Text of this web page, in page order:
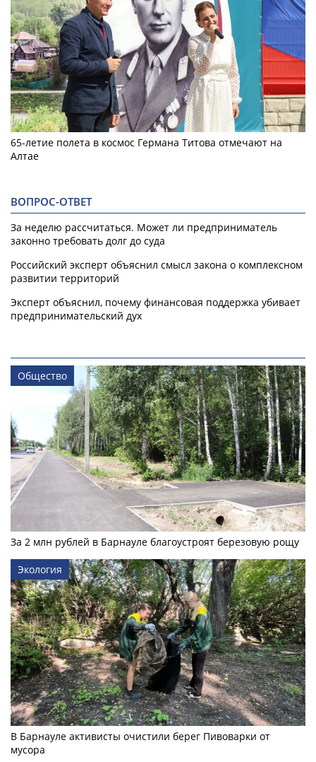
65-летие полета в космос Германа Титова отмечают на
Алтае
ВОПРОС-ОТВЕТ
За неделю рассчитаться. Может ли предприниматель
законно требовать долг до суда
Российский эксперт объяснил смысл закона о комплексном
развитии территорий
Эксперт объяснил, почему финансовая поддержка убивает
предпринимательский дух
Общество
За 2 млн рублей в Барнауле благоустроят березовую рощу
Экология
В Барнауле активисты очистили берег Пивоварки от
мусора